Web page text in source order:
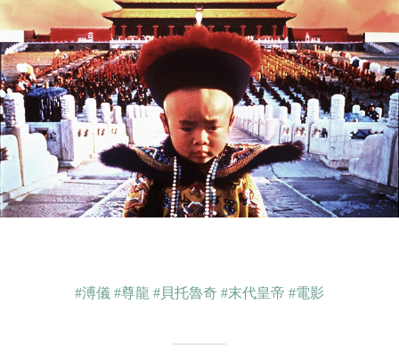
#溥儀 #尊龍 #貝托魯奇 #末代皇帝 #電影